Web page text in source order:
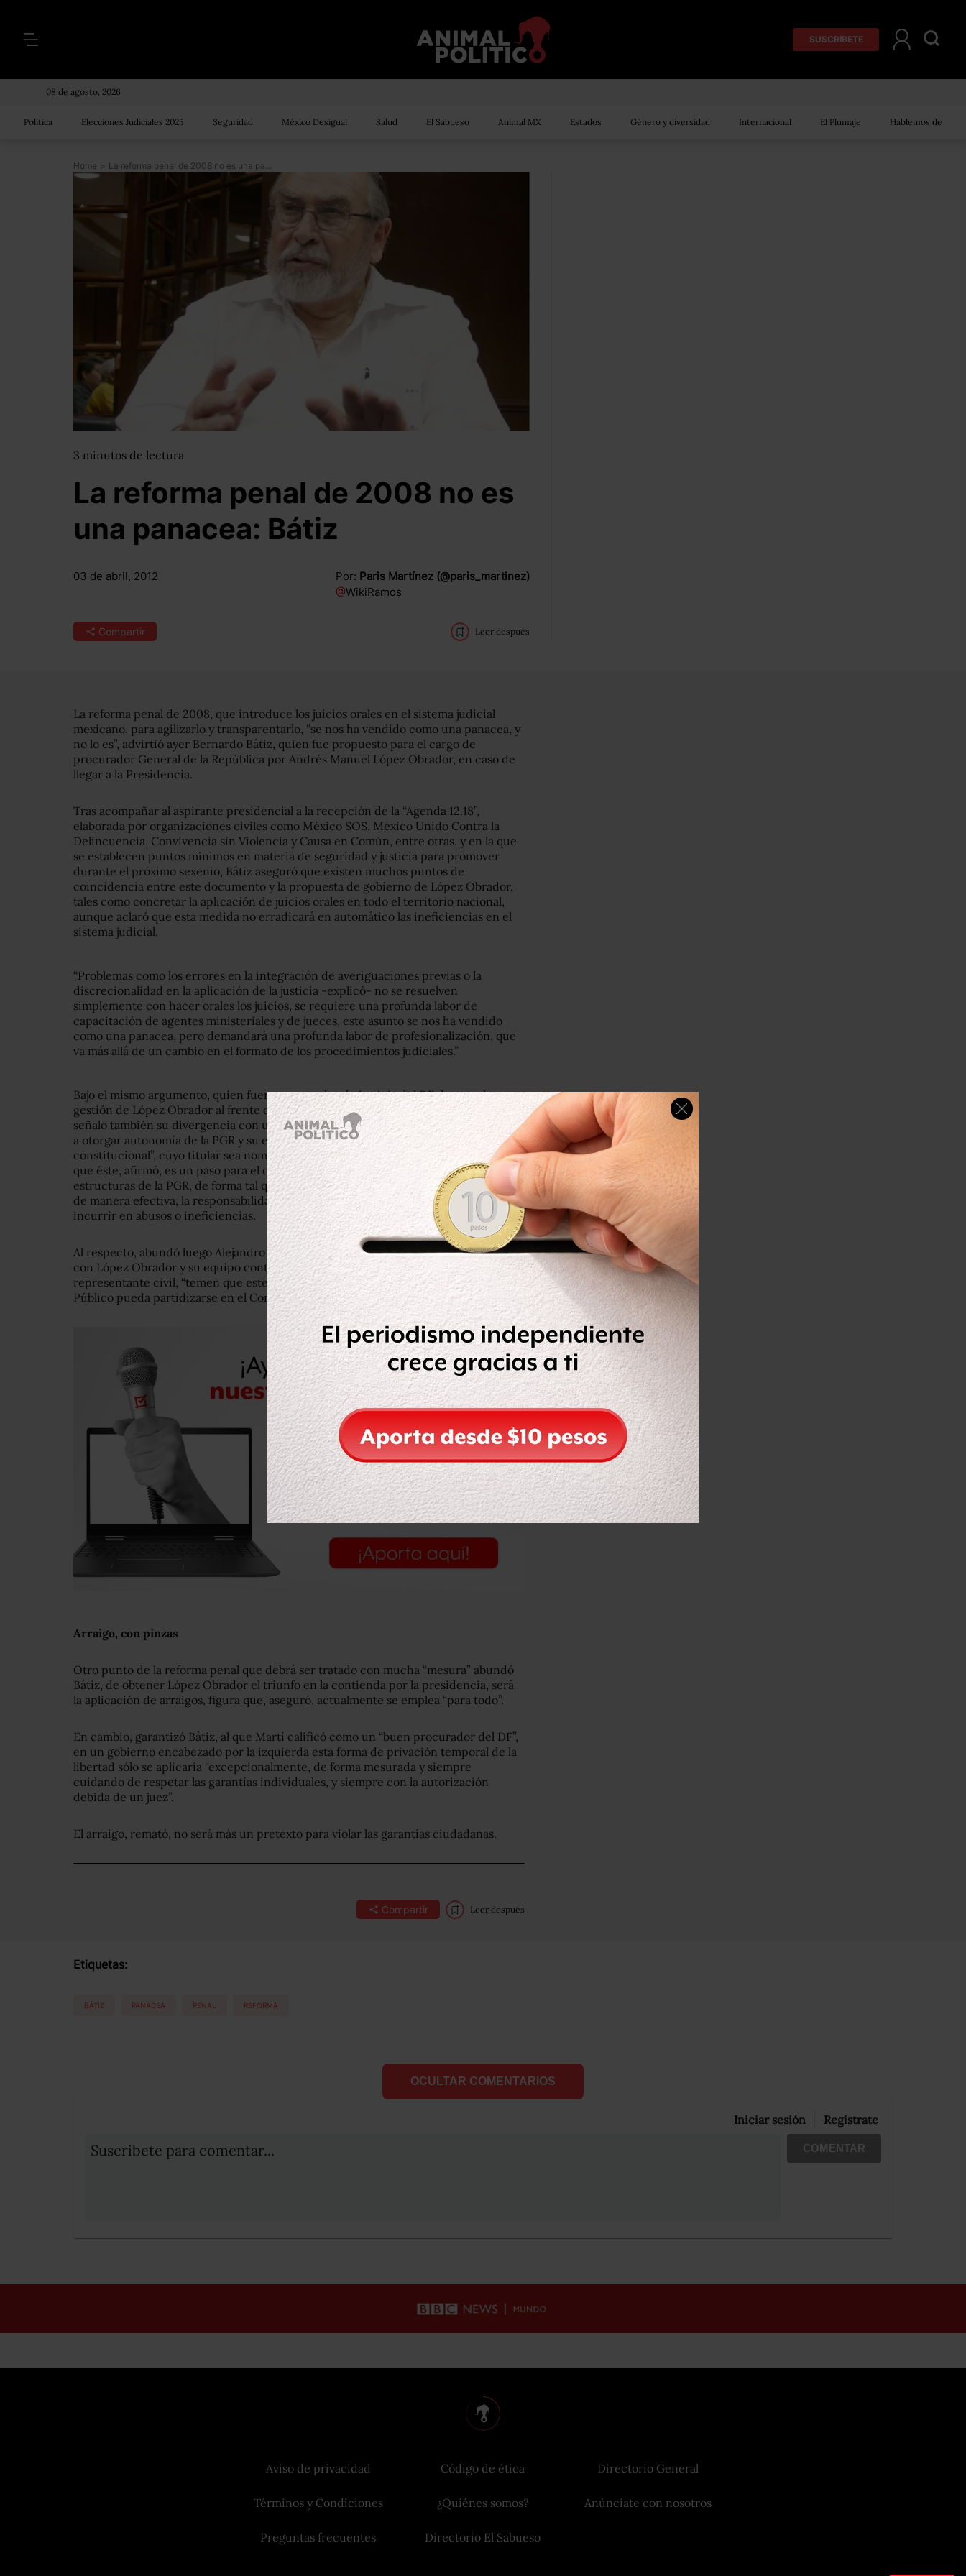
SUSCRÍBETE
08 de agosto, 2026
Política Elecciones Judiciales 2025 Seguridad México Desigual Salud El Sabueso Animal MX Estados Género y diversidad Internacional El Plumaje Hablemos de
Home > La reforma penal de 2008 no es una panacea: Bátiz
3 minutos de lectura
La reforma penal de 2008 no es
una panacea: Bátiz
03 de abril, 2012 Por: Paris Martínez (@paris_martinez)
@WikiRamos
Compartir Leer después
La reforma penal de 2008, que introduce los juicios orales en el sistema judicial
mexicano, para agilizarlo y transparentarlo, “se nos ha vendido como una panacea, y
no lo es”, advirtió ayer Bernardo Bátiz, quien fue propuesto para el cargo de
procurador General de la República por Andrés Manuel López Obrador, en caso de
llegar a la Presidencia.
Tras acompañar al aspirante presidencial a la recepción de la “Agenda 12.18”,
elaborada por organizaciones civiles como México SOS, México Unido Contra la
Delincuencia, Convivencia sin Violencia y Causa en Común, entre otras, y en la que
se establecen puntos mínimos en materia de seguridad y justicia para promover
durante el próximo sexenio, Bátiz aseguró que existen muchos puntos de
coincidencia entre este documento y la propuesta de gobierno de López Obrador,
tales como concretar la aplicación de juicios orales en todo el territorio nacional,
aunque aclaró que esta medida no erradicará en automático las ineficiencias en el
sistema judicial.
“Problemas como los errores en la integración de averiguaciones previas o la
discrecionalidad en la aplicación de la justicia -explicó- no se resuelven
simplemente con hacer orales los juicios, se requiere una profunda labor de
capacitación de agentes ministeriales y de jueces, este asunto se nos ha vendido
como una panacea, pero demandará una profunda labor de profesionalización, que
va más allá de un cambio en el formato de los procedimientos judiciales.”
Bajo el mismo argumento, quien fuera procurador de justicia del DF durante la
gestión de López Obrador al frente de la administración capitalina (2000-2005)
señaló también su divergencia con un punto particular de la Agenda 12.18, el relativo
a otorgar autonomía de la PGR y su establecimiento como un “órgano
constitucional”, cuyo titular sea nombrado por el Congreso y no por el presidente, ya
que éste, afirmó, es un paso para el que antes debe capacitarse a todas las
estructuras de la PGR, de forma tal que esta institución pueda tomar en sus manos,
de manera efectiva, la responsabilidad de ejercer como una abogacía del pueblo, sin
incurrir en abusos o ineficiencias.
Al respecto, abundó luego Alejandro Martí, de la asociación México SOS, se pactó
con López Obrador y su equipo continuar la discusión, ya que, afirmó el
representante civil, “temen que este procedimiento de autonomía del Ministerio
Público pueda partidizarse en el Congreso”.
Arraigo, con pinzas
Otro punto de la reforma penal que debrá ser tratado con mucha “mesura” abundó
Bátiz, de obtener López Obrador el triunfo en la contienda por la presidencia, será
la aplicación de arraigos, figura que, aseguró, actualmente se emplea “para todo”.
En cambio, garantizó Bátiz, al que Martí calificó como un “buen procurador del DF”,
en un gobierno encabezado por la izquierda esta forma de privación temporal de la
libertad sólo se aplicaría “excepcionalmente, de forma mesurada y siempre
cuidando de respetar las garantías individuales, y siempre con la autorización
debida de un juez”.
El arraigo, remató, no será más un pretexto para violar las garantías ciudadanas.
Compartir Leer después
Etiquetas:
BÁTIZ PANACEA PENAL REFORMA
OCULTAR COMENTARIOS
Iniciar sesión Registrate
Suscribete para comentar... COMENTAR
Aviso de privacidad
Términos y Condiciones
Preguntas frecuentes
Código de ética
¿Quiénes somos?
Directorio El Sabueso
Directorio General
Anúnciate con nosotros